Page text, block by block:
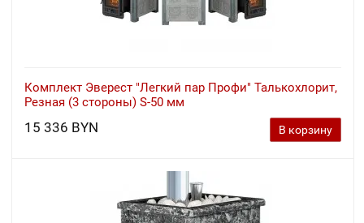
Комплект Эверест "Легкий пар Профи" Талькохлорит,
Резная (3 стороны) S-50 мм
15 336 BYN В корзину